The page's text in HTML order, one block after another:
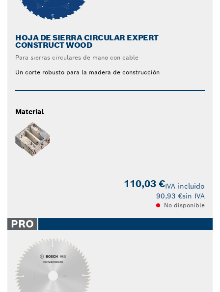
HOJA DE SIERRA CIRCULAR EXPERT
CONSTRUCT WOOD
Para sierras circulares de mano con cable
Un corte robusto para la madera de construcción
Material
110,03 €IVA incluido
90,93 €sin IVA
No disponible
PRO